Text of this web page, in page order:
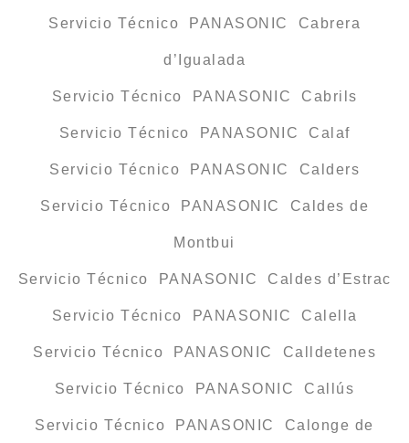
Servicio Técnico PANASONIC Cabrera
d’Igualada
Servicio Técnico PANASONIC Cabrils
Servicio Técnico PANASONIC Calaf
Servicio Técnico PANASONIC Calders
Servicio Técnico PANASONIC Caldes de
Montbui
Servicio Técnico PANASONIC Caldes d’Estrac
Servicio Técnico PANASONIC Calella
Servicio Técnico PANASONIC Calldetenes
Servicio Técnico PANASONIC Callús
Servicio Técnico PANASONIC Calonge de